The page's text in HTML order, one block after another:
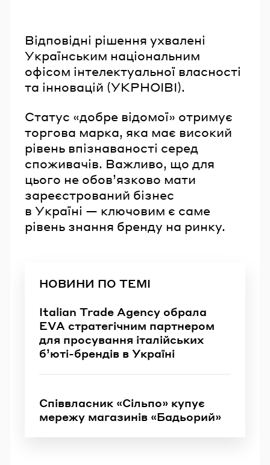
Відповідні рішення ухвалені
Українським національним
офісом інтелектуальної власності
та інновацій (УКРНОІВІ).
Статус «добре відомої» отримує
торгова марка, яка має високий
рівень впізнаваності серед
споживачів. Важливо, що для
цього не обов’язково мати
зареєстрований бізнес
в Україні — ключовим є саме
рівень знання бренду на ринку.
НОВИНИ ПО ТЕМІ
Italian Trade Agency обрала
EVA стратегічним партнером
для просування італійських
б’юті-брендів в Україні
Співвласник «Сільпо» купує
мережу магазинів «Бадьорий»